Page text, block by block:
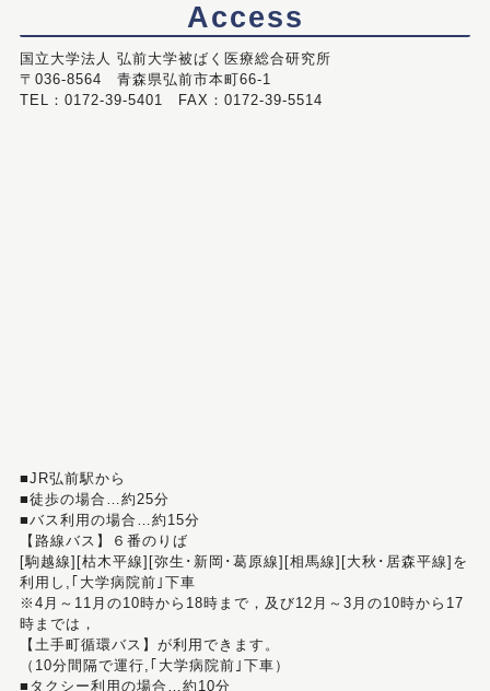
Access
国立大学法人 弘前大学被ばく医療総合研究所
〒036-8564 青森県弘前市本町66-1
TEL：0172-39-5401 FAX：0172-39-5514
■JR弘前駅から
■徒歩の場合…約25分
■バス利用の場合…約15分
【路線バス】６番のりば
[駒越線][枯木平線][弥生･新岡･葛原線][相馬線][大秋･居森平線]を
利用し,｢大学病院前｣下車
※4月～11月の10時から18時まで，及び12月～3月の10時から17
時までは，
【土手町循環バス】が利用できます。
（10分間隔で運行,｢大学病院前｣下車）
■タクシー利用の場合…約10分